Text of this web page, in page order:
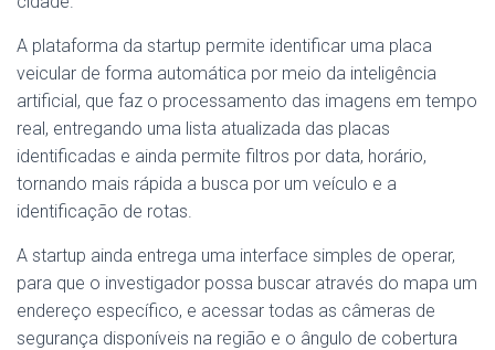
A plataforma da startup permite identificar uma placa
veicular de forma automática por meio da inteligência
artificial, que faz o processamento das imagens em tempo
real, entregando uma lista atualizada das placas
identificadas e ainda permite filtros por data, horário,
tornando mais rápida a busca por um veículo e a
identificação de rotas.
A startup ainda entrega uma interface simples de operar,
para que o investigador possa buscar através do mapa um
endereço específico, e acessar todas as câmeras de
segurança disponíveis na região e o ângulo de cobertura